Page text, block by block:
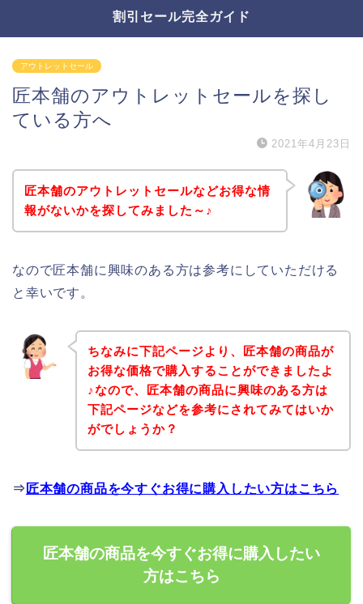
割引セール完全ガイド
アウトレットセール
匠本舗のアウトレットセールを探し
ている方へ
2021年4月23日
匠本舗のアウトレットセールなどお得な情
報がないかを探してみました～♪
なので匠本舗に興味のある方は参考にしていただける
と幸いです。
ちなみに下記ページより、匠本舗の商品が
お得な価格で購入することができましたよ
♪なので、匠本舗の商品に興味のある方は
下記ページなどを参考にされてみてはいか
がでしょうか？
⇒ 匠本舗の商品を今すぐお得に購入したい方はこちら
匠本舗の商品を今すぐお得に購入したい
方はこちら